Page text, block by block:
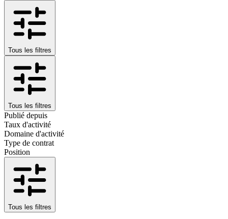
Tous les filtres
Tous les filtres
Publié depuis
Taux d'activité
Domaine d'activité
Type de contrat
Position
Tous les filtres